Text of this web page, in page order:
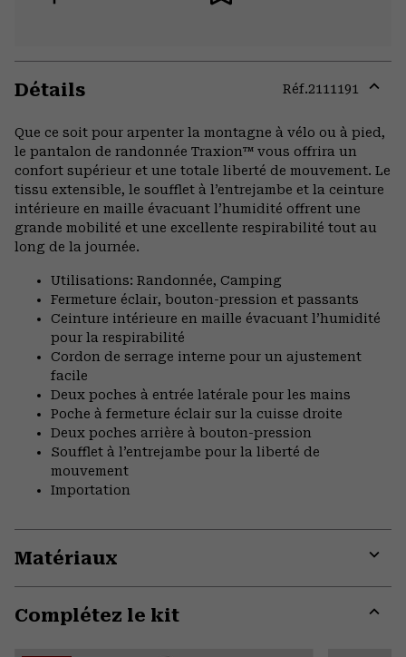
Détails Réf.2111191
or
Que ce soit pour arpenter la montagne à vélo ou à pied,
le pantalon de randonnée Traxion™ vous offrira un
confort supérieur et une totale liberté de mouvement. Le
tissu extensible, le soufflet à l’entrejambe et la ceinture
intérieure en maille évacuant l’humidité offrent une
grande mobilité et une excellente respirabilité tout au
long de la journée.
Utilisations: Randonnée, Camping
Fermeture éclair, bouton-pression et passants
Ceinture intérieure en maille évacuant l’humidité
pour la respirabilité
Cordon de serrage interne pour un ajustement
facile
Deux poches à entrée latérale pour les mains
Poche à fermeture éclair sur la cuisse droite
Deux poches arrière à bouton-pression
Soufflet à l’entrejambe pour la liberté de
mouvement
Importation
Matériaux
Complétez le kit